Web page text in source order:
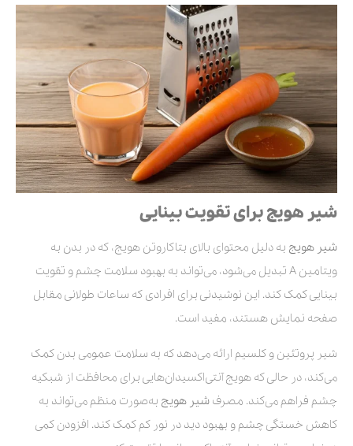
شیر هویج برای تقویت بینایی
شیر هویج به دلیل محتوای بالای بتاکاروتن هویج، که در بدن به
ویتامین A تبدیل می‌شود، می‌تواند به بهبود سلامت چشم و تقویت
بینایی کمک کند. این نوشیدنی برای افرادی که ساعات طولانی مقابل
صفحه نمایش هستند، مفید است.
شیر پروتئین و کلسیم ارائه می‌دهد که به سلامت عمومی بدن کمک
می‌کند، در حالی که هویج آنتی‌اکسیدان‌هایی برای محافظت از شبکیه
چشم فراهم می‌کند. مصرف شیر هویج به‌صورت منظم می‌تواند به
کاهش خستگی چشم و بهبود دید در نور کم کمک کند. افزودن کمی